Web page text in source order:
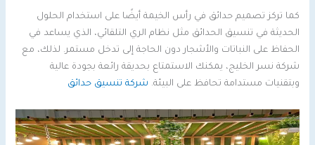
كما تركز تصميم حدائق في رأس الخيمة أيضًا على استخدام الحلول
الحديثة في تنسيق الحدائق مثل نظام الري التلقائي، الذي يساعد في
الحفاظ على النباتات والأشجار دون الحاجة إلى تدخل مستمر. لذلك، مع
شركة نسر الخليج، يمكنك الاستمتاع بحديقة رائعة بجودة عالية
وبتقنيات مستدامة تحافظ على البيئة. شركة تنسيق حدائق